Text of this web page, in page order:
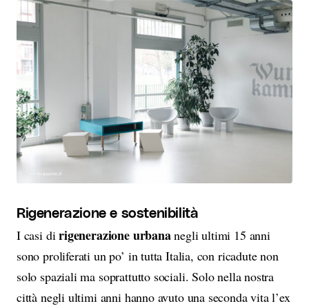
Rigenerazione e sostenibilità
I casi dirigenerazione urbananegli ultimi 15 anni
sono proliferati un po’ in tutta Italia, con ricadute non
solo spaziali ma soprattutto sociali. Solo nella nostra
città negli ultimi anni hanno avuto una seconda vita l’ex